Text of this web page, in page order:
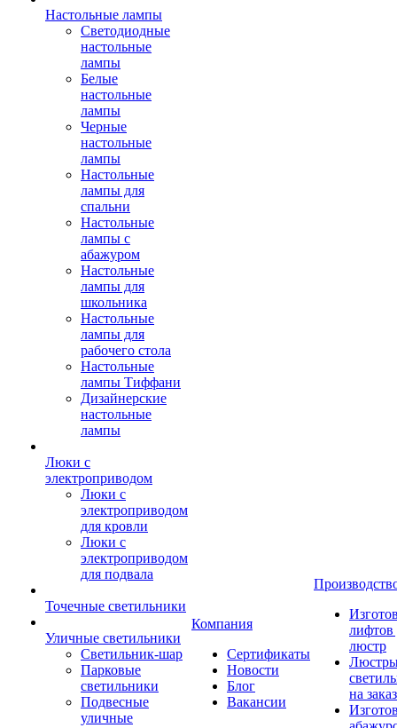
Настольные лампы
Светодиодные
настольные
лампы
Белые
настольные
лампы
Черные
настольные
лампы
Настольные
лампы для
спальни
Настольные
лампы с
абажуром
Настольные
лампы для
школьника
Настольные
лампы для
рабочего стола
Настольные
лампы Тиффани
Дизайнерские
настольные
лампы
Люки с
электроприводом
Люки с
электроприводом
для кровли
Люки с
электроприводом
для подвала
Точечные светильники
Уличные светильники
Светильник-шар
Парковые
светильники
Подвесные
уличные
Компания
Сертификаты
Новости
Блог
Вакансии
лифтов
люстр
на заказ